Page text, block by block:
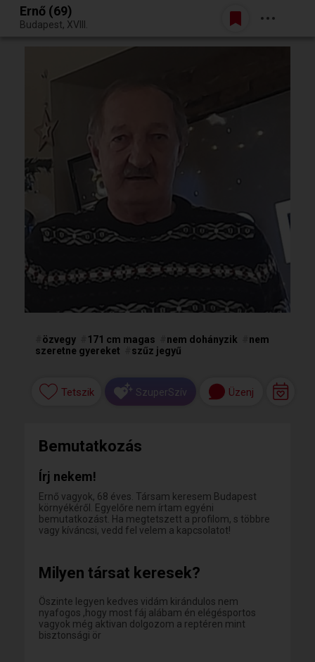
Egy jó randiból bármi lehet.
Belépés
Ernő (69)
Budapest, XVIII.
özvegy 171 cm magas nem dohányzik
nem
szeretne gyereket
szűz jegyű
Tetszik SzuperSzív Üzenj
Bemutatkozás
Írj nekem!
Ernő vagyok, 68 éves. Társam keresem Budapest
környékéről. Egyelőre nem írtam egyéni
bemutatkozást. Ha megtetszett a profilom, s többre
vagy kíváncsi, vedd fel velem a kapcsolatot!
Milyen társat keresek?
Öszinte legyen kedves vidám kirándulos nem
nyafogos ,hogy most fáj alábam én elégésportos
vagyok még aktivan dolgozom a reptéren mint
bisztonsági ör